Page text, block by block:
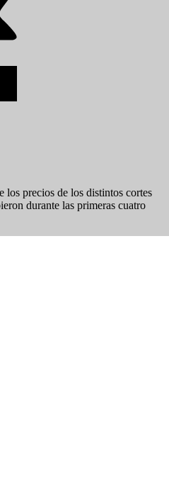
los precios de los distintos cortes
durante las primeras cuatro